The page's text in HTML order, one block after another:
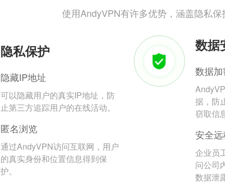
使用AndyVPN有许多优势，涵盖隐私
隐私保护
隐藏IP地址
可以隐藏用户的真实IP地址，防
止第三方追踪用户的在线活动。
匿名浏览
通过AndyVPN访问互联网，用户
的真实身份和位置信息得到保
护。
数据
数据
据，防
窃取信
安全
企业员
问公司
数据泄